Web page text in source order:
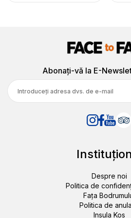
Abonați-vă la E-
Despre noi
Politica de
Fața
Politica de
Insula Kos